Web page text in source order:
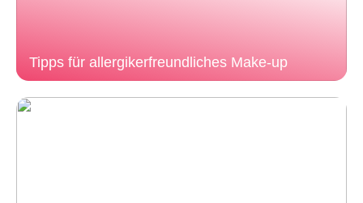
Tipps für allergikerfreundliches Make-up